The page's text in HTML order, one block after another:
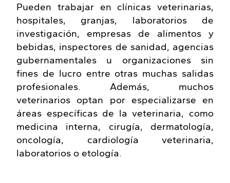
Pueden trabajar en clínicas veterinarias,
hospitales, granjas, laboratorios de
investigación, empresas de alimentos y
bebidas, inspectores de sanidad, agencias
gubernamentales u organizaciones sin
fines de lucro entre otras muchas salidas
profesionales. Además, muchos
veterinarios optan por especializarse en
áreas específicas de la veterinaria, como
medicina interna, cirugía, dermatología,
oncología, cardiología veterinaria,
laboratorios o etología.